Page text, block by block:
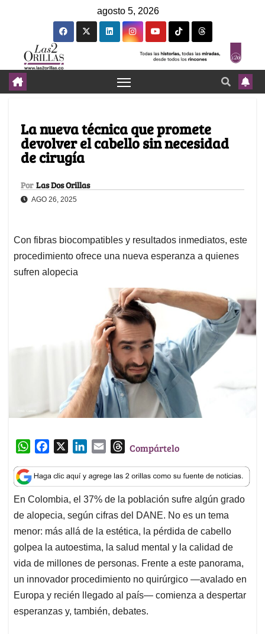
agosto 5, 2026
La nueva técnica que promete
devolver el cabello sin necesidad
de cirugía
Por Las Dos Orillas
AGO 26, 2025
Con fibras biocompatibles y resultados inmediatos, este
procedimiento ofrece una nueva esperanza a quienes
sufren alopecia
W
a
t
s
A
p
p
c
e
b
o
o
k
n
k
e
d
I
n
a
i
l
T
r
e
a
d
s
Compártelo
En Colombia, el 37% de la población sufre algún grado
de alopecia, según cifras del DANE. No es un tema
menor: más allá de la estética, la pérdida de cabello
golpea la autoestima, la salud mental y la calidad de
vida de millones de personas. Frente a este panorama,
un innovador procedimiento no quirúrgico —avalado en
Europa y recién llegado al país— comienza a despertar
esperanzas y, también, debates.